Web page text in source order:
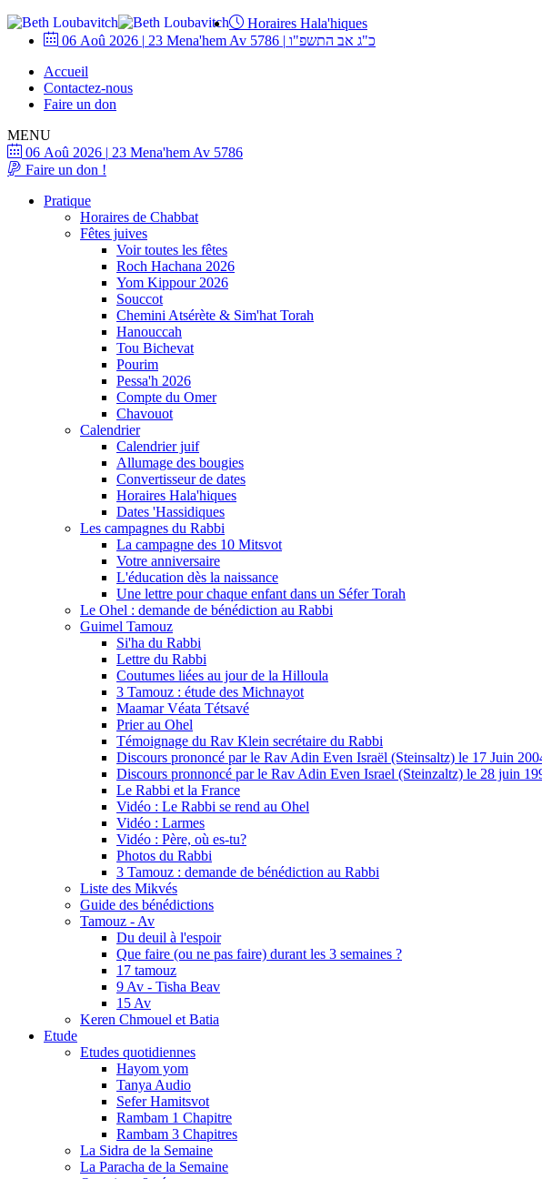
Horaires Hala'hiques
06 Aoû 2026 | 23 Mena'hem Av 5786 | כ"ג אב התשפ"ו
Accueil
Contactez-nous
Faire un don
MENU
06 Aoû 2026 | 23 Mena'hem Av 5786
Faire un don !
Pratique
Horaires de Chabbat
Fêtes juives
Voir toutes les fêtes
Roch Hachana 2026
Yom Kippour 2026
Souccot
Chemini Atsérète & Sim'hat Torah
Hanouccah
Tou Bichevat
Pourim
Pessa'h 2026
Compte du Omer
Chavouot
Calendrier
Calendrier juif
Allumage des bougies
Convertisseur de dates
Horaires Hala'hiques
Dates 'Hassidiques
Les campagnes du Rabbi
La campagne des 10 Mitsvot
Votre anniversaire
L'éducation dès la naissance
Une lettre pour chaque enfant dans un Séfer Torah
Le Ohel : demande de bénédiction au Rabbi
Guimel Tamouz
Si'ha du Rabbi
Lettre du Rabbi
Coutumes liées au jour de la Hilloula
3 Tamouz : étude des Michnayot
Maamar Véata Tétsavé
Prier au Ohel
Témoignage du Rav Klein secrétaire du Rabbi
Discours prononcé par le Rav Adin Even Israël (Steinsaltz) le 17 Juin
Discours pronnoncé par le Rav Adin Even Israel (Steinzaltz) le 28 juin
Le Rabbi et la France
Vidéo : Le Rabbi se rend au Ohel
Vidéo : Larmes
Vidéo : Père, où es-tu?
Photos du Rabbi
3 Tamouz : demande de bénédiction au Rabbi
Liste des Mikvés
Guide des bénédictions
Tamouz - Av
Du deuil à l'espoir
Que faire (ou ne pas faire) durant les 3 semaines ?
17 tamouz
9 Av - Tisha Beav
15 Av
Keren Chmouel et Batia
Etude
Etudes quotidiennes
Hayom yom
Tanya Audio
Sefer Hamitsvot
Rambam 1 Chapitre
Rambam 3 Chapitres
La Sidra de la Semaine
La Paracha de la Semaine